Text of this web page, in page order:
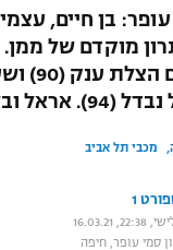
בן חיים,
מוקדם של ממן.
אך
התעמתו
מכבי תל אביב
1
16.03.21
סמי עופר, חיפה